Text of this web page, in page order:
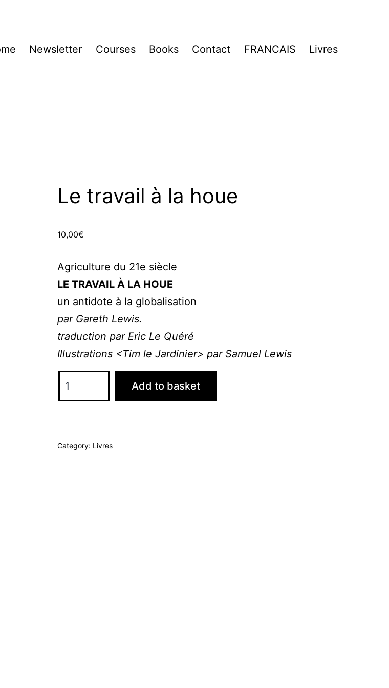
Newsletter Courses Books Contact FRANCAIS Livres
Le travail à la houe
10,00€
Agriculture du 21e siècle
LE TRAVAIL À LA HOUE
un antidote à la globalisation
par Gareth Lewis.
traduction par Eric Le Quéré
Illustrations <Tim le Jardinier> par Samuel Lewis
travail
Add to basket
Category: Livres